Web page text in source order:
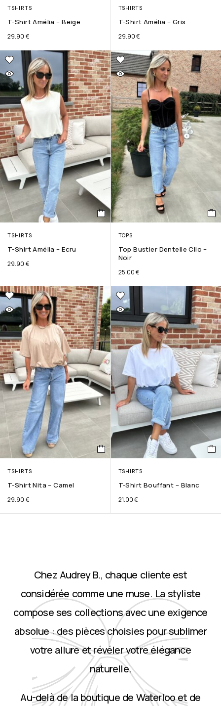
TSHIRTS
T-Shirt Amélia – Beige
29.90 €
TSHIRTS
T-Shirt Amélia – Gris
29.90€
TSHIRTS
T-Shirt Amélia – Ecru
29.90 €
TOPS
Top Bustier Dentelle Clio –
Noir
25.00€
TSHIRTS
T-Shirt Nita – Camel
29.90 €
TSHIRTS
T-Shirt Bouffant – Blanc
21.00€
Chez Audrey B., chaque cliente est
considérée comme une muse. La styliste
compose ses collections avec une exigence
absolue : des pièces choisies pour sublimer
votre allure et révéler votre élégance
naturelle.
Au-delà de la boutique de Waterloo et de